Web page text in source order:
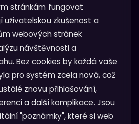
stránkám fungovat
uživatelskou zkušenost a
webových stránek
návštěvnosti a
Bez cookies by každá vaše
pro systém zcela nová, což
znovu přihlašování,
a další komplikace. Jsou
"poznámky", které si web